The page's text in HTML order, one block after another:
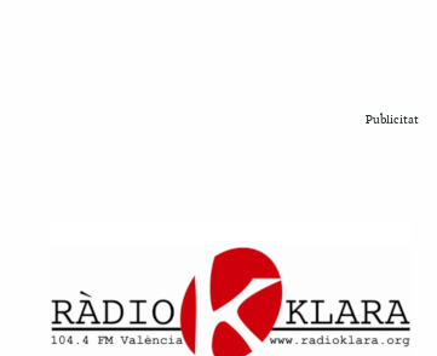
Publicitat